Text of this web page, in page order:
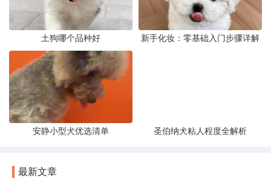
土狗哪个品种好 新手化妆：零基础入门步骤详解
安静小型犬优选清单 圣伯纳犬粘人程度全解析
最新文章